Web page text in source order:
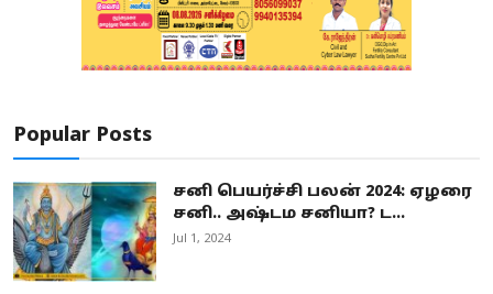
Popular Posts
சனி பெயர்ச்சி பலன் 2024: ஏழரை
சனி.. அஷ்டம சனியா? ட...
Jul 1, 2024